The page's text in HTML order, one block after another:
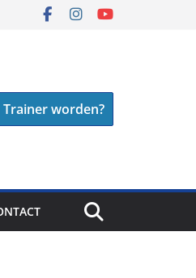
Trainer worden?